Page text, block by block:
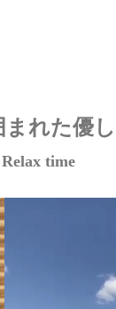
れた優
Relax time